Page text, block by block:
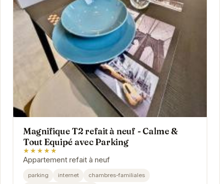
Magnifique T2 refait à neuf - Calme &
Tout Equipé avec Parking
★★★★★
Appartement refait à neuf
parking internet
chambres-familiales